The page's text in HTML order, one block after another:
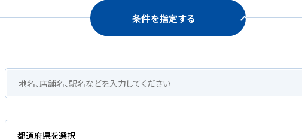
条件を指定する